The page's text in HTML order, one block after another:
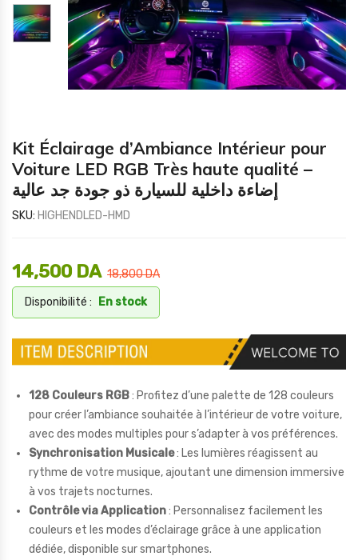
Kit Éclairage d’Ambiance Intérieur pour
Voiture LED RGB Très haute qualité –
إضاءة داخلية للسيارة ذو جودة جد عالية
SKU: HIGHENDLED-HMD
18,800DA
14,500 DA
Disponibilité : En stock
128 Couleurs RGB: Profitez d’une palette de 128 couleurs
pour créer l’ambiance souhaitée à l’intérieur de votre voiture,
avec des modes multiples pour s’adapter à vos préférences.
Synchronisation Musicale: Les lumières réagissent au
rythme de votre musique, ajoutant une dimension immersive
à vos trajets nocturnes.
Contrôle via Application: Personnalisez facilement les
couleurs et les modes d’éclairage grâce à une application
dédiée, disponible sur smartphones.